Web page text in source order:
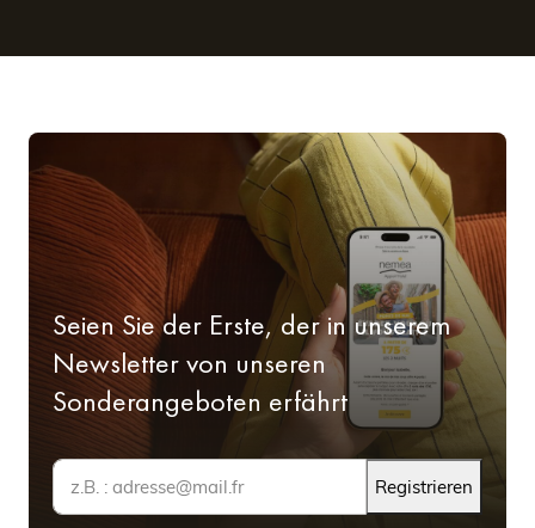
Seien Sie der Erste, der in unserem
Newsletter von unseren
Sonderangeboten erfährt
Registrieren